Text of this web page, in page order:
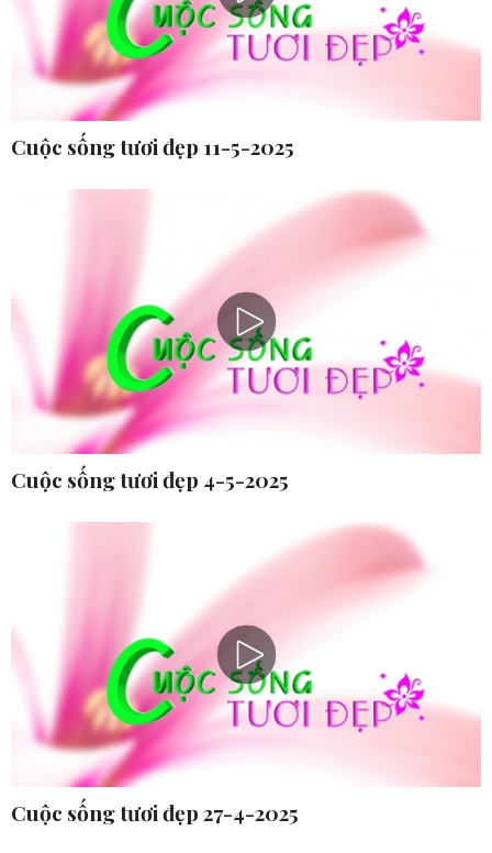
Cuộc sống tươi đẹp 11-5-2025
Cuộc sống tươi đẹp 4-5-2025
Cuộc sống tươi đẹp 27-4-2025